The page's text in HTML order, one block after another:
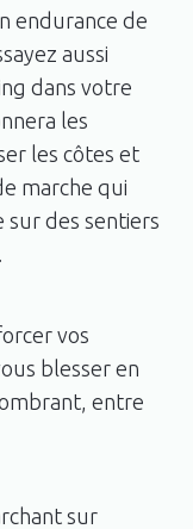
endurance de
aussi
dans votre
les
les côtes et
marche qui
sur des sentiers
vos
blesser en
entre
sur